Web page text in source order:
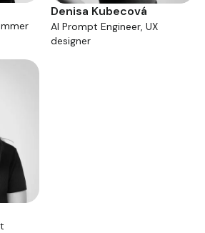
Denisa Kubecová
AI Prompt Engineer, UX
designer